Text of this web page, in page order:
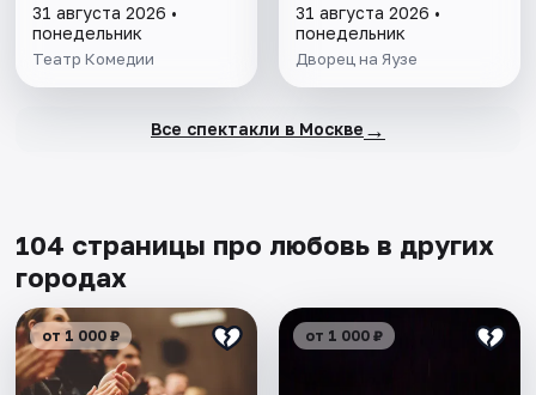
31 августа 2026 •
понедельник
Театр Комедии
31 августа 2026 •
понедельник
Дворец на Яузе
Все спектакли в Москве →
104 страницы про любовь в других
городах
от 1 000 ₽ от 1 000 ₽